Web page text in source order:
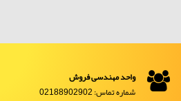
واحد مهندسی فروش
شماره تماس: 02188902902